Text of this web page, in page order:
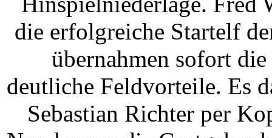
die erfolgreiche Startelf
übernahmen sofort
deutliche Feldvorteile. Es
Sebastian Richter per